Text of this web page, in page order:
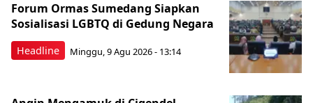
Headline
Forum Ormas Sumedang Siapkan
Sosialisasi LGBTQ di Gedung Negara
Minggu, 9 Agu 2026 - 13:14